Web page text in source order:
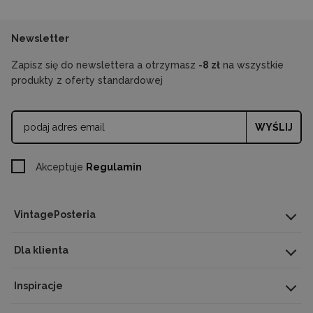
VintagePosteria
Dla klienta
Inspiracje
Newsletter
Zapisz się do newslettera a otrzymasz -8 zł na wszystkie
produkty z oferty standardowej
WYŚLIJ
Akceptuje Regulamin